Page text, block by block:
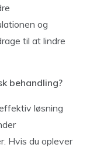
og
til at lindre
behandling?
løsning
Hvis du oplever